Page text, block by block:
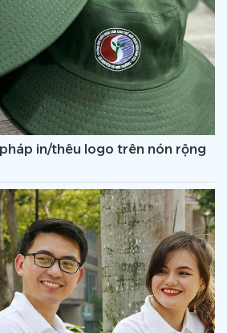
in/thêu logo trên nón rộng